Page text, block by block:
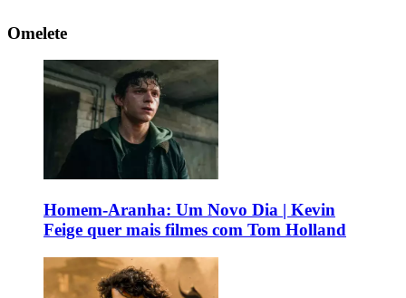
Omelete
Homem-Aranha: Um Novo Dia | Kevin
Feige quer mais filmes com Tom Holland